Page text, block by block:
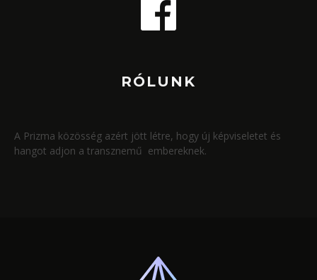
RÓLUNK
A Prizma közösség azért jött létre, hogy új képviseletet és
hangot adjon a transznemű embereknek.